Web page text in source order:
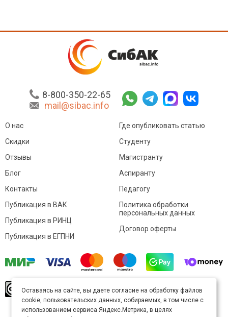
8-800-350-22-65
mail@sibac.info
О нас
Скидки
Отзывы
Блог
Контакты
Где опубликовать статью
Студенту
Магистранту
Аспиранту
Педагогу
Публикация в ВАК
Публикация в РИНЦ
Публикация в ЕГПНИ
Политика обработки
персональных данных
Договор оферты
произведение доступно полицензии Creative
Commons «Attribution» («Атрибуция») 4.0
Непортированная.
Оставаясь на сайте, вы даете согласие на обработку файлов
cookie, пользовательских данных, собираемых, в том числе с
использованием сервиса Яндекс.Метрика, в целях